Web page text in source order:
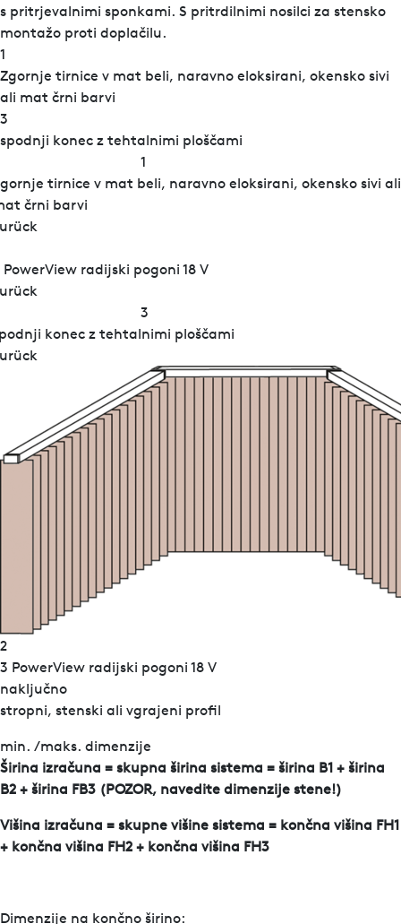
s pritrjevalnimi sponkami. S pritrdilnimi nosilci za stensko
montažo proti doplačilu.
1
Zgornje tirnice v mat beli, naravno eloksirani, okensko sivi
ali mat črni barvi
3
spodnji konec z tehtalnimi ploščami
1
tirnice v mat beli, naravno eloksirani, okensko sivi ali
črni barvi
PowerView radijski pogoni 18 V
3
konec z tehtalnimi ploščami
2
3 PowerView radijski pogoni 18 V
naključno
stropni, stenski ali vgrajeni profil
min. /maks. dimenzije
Širina izračuna = skupna širina sistema = širina B1 + širina
B2 + širina FB3 (POZOR, navedite dimenzije stene!)
Višina izračuna = skupne višine sistema = končna višina FH1
+ končna višina FH2 + končna višina FH3
Dimenzije na končno širino: